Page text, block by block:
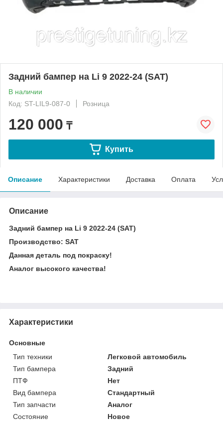
Задний бампер на Li 9 2022-24 (SAT)
В наличии
Код: ST-LIL9-087-0
Розница
120 000 ₸
Купить
Описание Характеристики Доставка Оплата
Описание
Задний бампер на Li 9 2022-24 (SAT)
Производство: SAT
Данная деталь под покраску!
Аналог высокого качества!
Характеристики
Основные
Тип техники
Легковой автомобиль
Тип бампера
Задний
ПТФ
Нет
Вид бампера
Стандартный
Тип запчасти
Аналог
Состояние
Новое